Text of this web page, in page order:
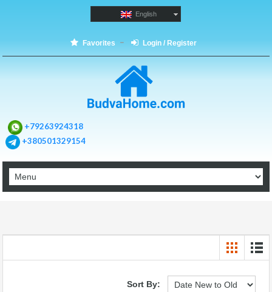
English
Favorites Login / Register
+79263924318
+380501329154
Sort By: